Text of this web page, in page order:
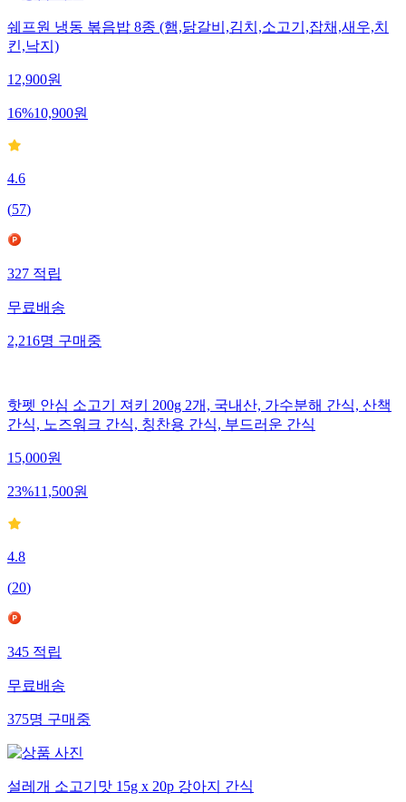
쉐프원 냉동 볶음밥 8종 (햄,닭갈비,김치,소고기,잡채,새우,치
킨,낙지)
12,900원
16%10,900원
4.6
(57)
327적립
무료배송
2,216명구매중
핫펫 안심 소고기 져키 200g 2개, 국내산, 가수분해 간식, 산책
간식, 노즈워크 간식, 칭찬용 간식, 부드러운 간식
15,000원
23%11,500원
4.8
(20)
345적립
무료배송
375명구매중
설레개 소고기맛 15g x 20p 강아지 간식